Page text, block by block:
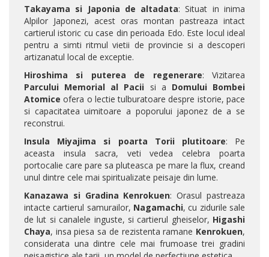
Takayama si Japonia de altadata: Situat in inima
Alpilor Japonezi, acest oras montan pastreaza intact
cartierul istoric cu case din perioada Edo. Este locul ideal
pentru a simti ritmul vietii de provincie si a descoperi
artizanatul local de exceptie.
Hiroshima si puterea de regenerare: Vizitarea
Parcului Memorial al Pacii si a Domului Bombei
Atomice ofera o lectie tulburatoare despre istorie, pace
si capacitatea uimitoare a poporului japonez de a se
reconstrui.
Insula Miyajima si poarta Torii plutitoare: Pe
aceasta insula sacra, veti vedea celebra poarta
portocalie care pare sa pluteasca pe mare la flux, creand
unul dintre cele mai spiritualizate peisaje din lume.
Kanazawa si Gradina Kenrokuen: Orasul pastreaza
intacte cartierul samurailor, Nagamachi, cu zidurile sale
de lut si canalele inguste, si cartierul gheiselor, Higashi
Chaya, insa piesa sa de rezistenta ramane Kenrokuen,
considerata una dintre cele mai frumoase trei gradini